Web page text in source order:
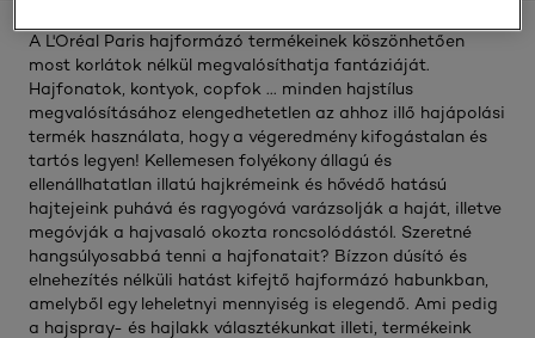
A L'Oréal Paris hajformázó termékeinek köszönhetően
most korlátok nélkül megvalósíthatja fantáziáját.
Hajfonatok, kontyok, copfok ... minden hajstílus
megvalósításához elengedhetetlen az ahhoz illő hajápolási
termék használata, hogy a végeredmény kifogástalan és
tartós legyen! Kellemesen folyékony állagú és
ellenállhatatlan illatú hajkrémeink és hővédő hatású
hajtejeink puhává és ragyogóvá varázsolják a haját, illetve
megóvják a hajvasaló okozta roncsolódástól. Szeretné
hangsúlyosabbá tenni a hajfonatait? Bízzon dúsító és
elnehezítés nélküli hatást kifejtő hajformázó habunkban,
amelyből egy leheletnyi mennyiség is elegendő. Ami pedig
a hajspray- és hajlakk választékunkat illeti, termékeink